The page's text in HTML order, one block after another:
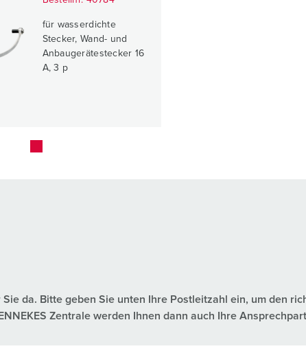
für wasserdichte
Stecker, Wand- und
Anbaugerätestecker 16
A, 3 p
da. Bitte geben Sie unten Ihre Postleitzahl ein, um den
Zentrale werden Ihnen dann auch Ihre